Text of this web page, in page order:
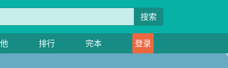
搜索
排行 完本 登录